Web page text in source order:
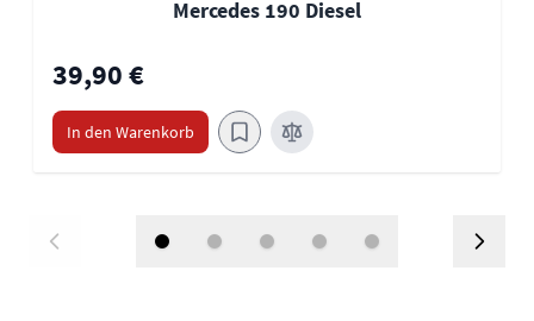
Mercedes 190 Diesel
39,90 €
In den Warenkorb